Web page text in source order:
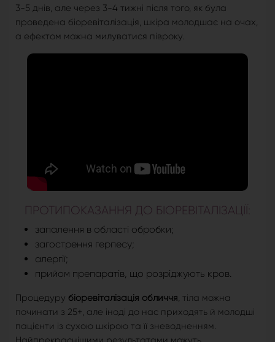
3-5 днів, але через 3-4 тижні після того, як була
проведена біоревіталізація, шкіра молодшає на очах,
а ефектом можна милуватися півроку.
ПРОТИПОКАЗАННЯ ДО БІОРЕВІТАЛІЗАЦІЇ:
запалення в області обробки;
загострення герпесу;
алергії;
прийом препаратів, що розріджують кров.
Процедуру біоревіталізація обличчя, тіла можна
починати з 25+, але іноді до нас приходять й молодші
пацієнти із сухою шкірою та її зневодненням.